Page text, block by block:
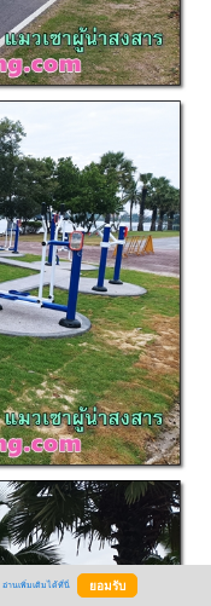
อ่านเพิ่มเติมได้ที่นี่